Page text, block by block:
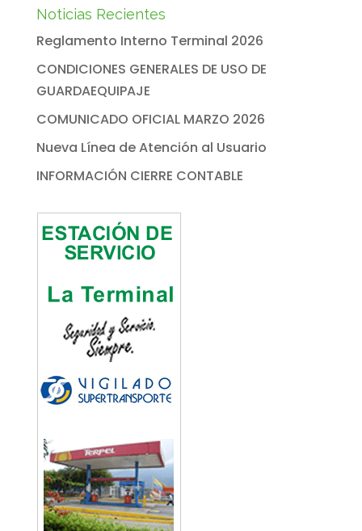
Noticias Recientes
Reglamento Interno Terminal 2026
CONDICIONES GENERALES DE USO DE
GUARDAEQUIPAJE
COMUNICADO OFICIAL MARZO 2026
Nueva Línea de Atención al Usuario
INFORMACIÓN CIERRE CONTABLE